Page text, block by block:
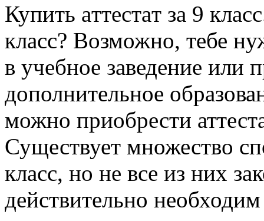
Купить aттeстaт зa 9
класс? Возможно, тебе
в учебное заведение или
дополнительное
можно приобрести
Существует множество
класс, но не все из них
действительно